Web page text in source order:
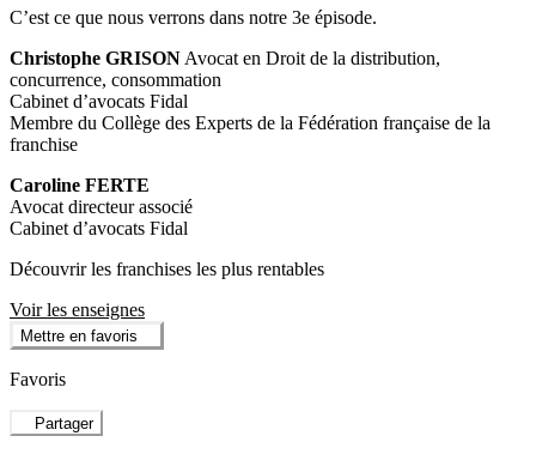
C’est ce que nous verrons dans notre 3e épisode.
Christophe GRISON Avocat en Droit de la distribution,
concurrence, consommation
Cabinet d’avocats Fidal
Membre du Collège des Experts de la Fédération française de la
franchise
Caroline FERTE
Avocat directeur associé
Cabinet d’avocats Fidal
Découvrir les franchises les plus rentables
Voir les enseignes
Mettre en favoris
Favoris
Partager